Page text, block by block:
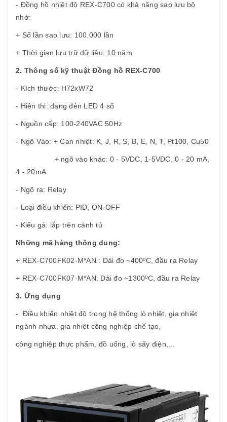
- Đồng hồ nhiệt độ REX-C700 có khả năng sao lưu bộ
nhớ:
+ Số lần sao lưu: 100.000 lần
+ Thời gian lưu trữ dữ liệu: 10 năm
2. Thông số kỹ thuật Đồng hồ REX-C700
- Kích thước: H72xW72
- Hiện thị: dạng đèn LED 4 số
- Nguồn cấp: 100-240VAC 50Hz
- Ngõ Vào: + Can nhiệt: K, J, R, S, B, E, N, T, Pt100, Cu50
+ ngõ vào khác: 0 - 5VDC, 1-5VDC, 0 - 20 mA,
4 - 20mA
- Ngõ ra: Relay
- Loại điều khiển: PID, ON-OFF
- Kiểu gá: lắp trên cánh tủ
Những mã hàng thông dung:
+ REX-C700FK02-M*AN : Dải đo ~400ºC, đầu ra Relay
+ REX-C700FK07-M*AN: Dải đo ~1300ºC, đầu ra Relay
3. Ứng dụng
- Điều khiển nhiệt độ trong hệ thống lò nhiệt, gia nhiệt
ngành nhựa, gia nhiệt công nghiệp chế tạo,
công nghiệp thực phẩm, đồ uống, lò sấy điện,...